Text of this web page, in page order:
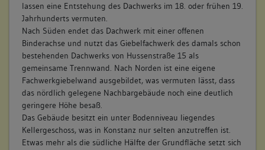
lassen eine Entstehung des Dachwerks im 18. oder frühen 19.
Jahrhunderts vermuten.
Nach Süden endet das Dachwerk mit einer offenen
Binderachse und nutzt das Giebelfachwerk des damals schon
bestehenden Dachwerks von Hussenstraße 15 als
gemeinsame Trennwand. Nach Norden ist eine eigene
Fachwerkgiebelwand ausgebildet, was vermuten lässt, dass
das nördlich gelegene Nachbargebäude noch eine deutlich
geringere Höhe besaß.
Das Gebäude besitzt ein unter Bodenniveau liegendes
Kellergeschoss, was in Konstanz nur selten anzutreffen ist.
Etwas mehr als die südliche Hälfte der Grundfläche setzt sich